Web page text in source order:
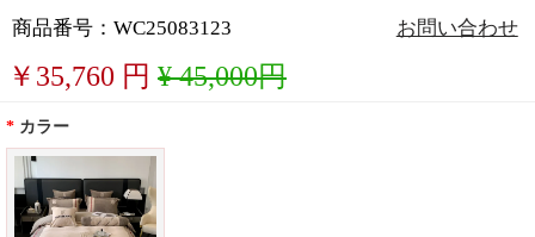
商品番号：WC25083123 お問い合わせ
￥ 35,760 円 ¥ 45,000円
* カラー